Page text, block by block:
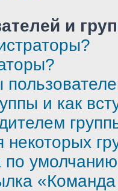
и
и как
некоторых
по